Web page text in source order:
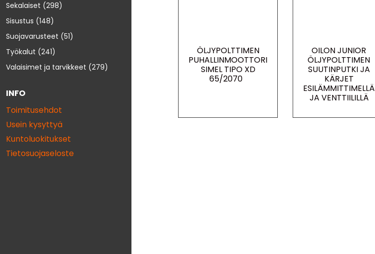
Sekalaiset (298)
Sisustus (148)
Suojavarusteet (51)
Työkalut (241)
Valaisimet ja tarvikkeet (279)
INFO
Toimitusehdot
Usein kysyttyä
Kuntoluokitukset
Tietosuojaseloste
ÖLJYPOLTTIMEN
PUHALLINMOOTTORI
SIMEL TIPO XD
65/2070
OILON JUNIOR
ÖLJYPOLTTIMEN
SUUTINPUTKI JA
KÄRJET
ESILÄMMITTIMELLÄ
JA VENTTIILILLÄ